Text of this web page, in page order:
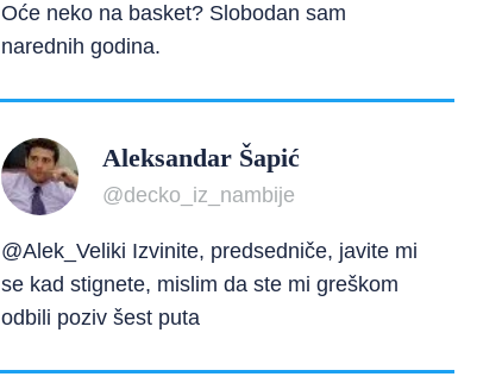
Oće neko na basket? Slobodan sam
narednih godina.
Aleksandar Šapić
@decko_iz_nambije
@Alek_Veliki Izvinite, predsedniče, javite mi
se kad stignete, mislim da ste mi greškom
odbili poziv šest puta